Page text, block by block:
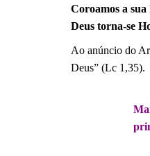
Coroamos a sua
Deus torna-se
Ao anúncio do
Deus” (Lc 1,35).